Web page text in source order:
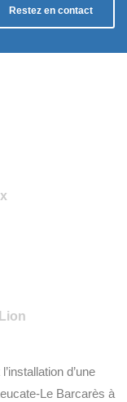
Restez en contact
d’une
Le Barcarès à